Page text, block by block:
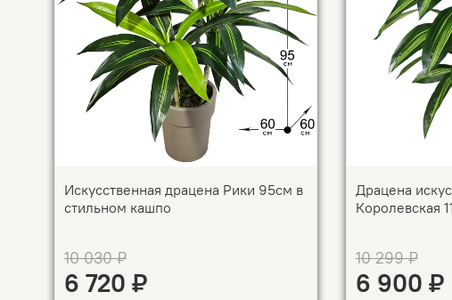
Искусственная драцена Рики 95см в
стильном кашпо
10 030 ₽
6 720 ₽
Драцена
Королевская
10 299 ₽
6 900 ₽